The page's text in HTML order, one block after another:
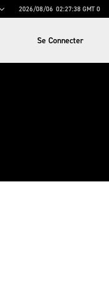
2026/08/06 02:27:39 GMT 0
Se Connecter